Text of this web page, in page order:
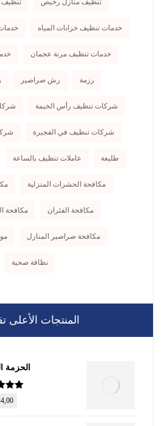
خدمات تنظيف خزانات المياه
خدمات تنظيف مرنة عجمان
رزمة رش صراصير
شركات تنظيف رأس الخيمة
شركات تنظيف في الفجيرة
طليعة عاملات تنظيف بالساعة
مكافحة الحشرات المنزلية
مكافحة الفئران مكافحة
مكافحة صراصير المنازل
نظافة صحية
المنتجات الأعلى
الحزمة
تم
من